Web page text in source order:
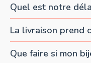
Quel est notre
La livraison prend
Que faire si mon